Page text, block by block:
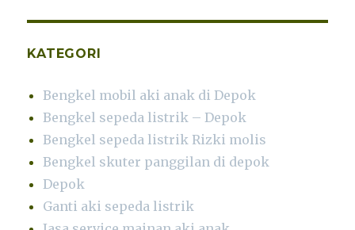
KATEGORI
Bengkel mobil aki anak di Depok
Bengkel sepeda listrik – Depok
Bengkel sepeda listrik Rizki molis
Bengkel skuter panggilan di depok
Depok
Ganti aki sepeda listrik